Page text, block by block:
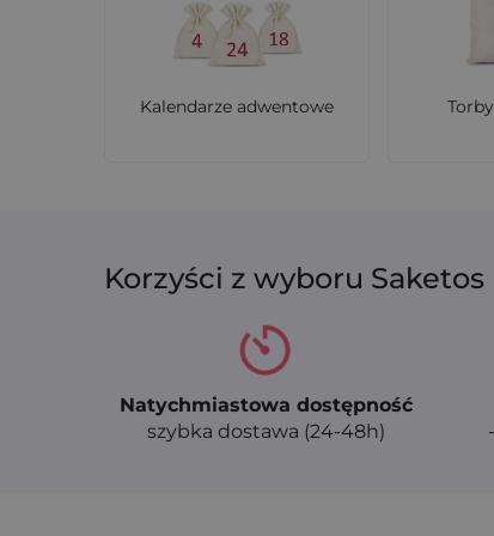
Dzięki swojej trwałości i
Do jakich zastosowań najlepiej
Tak, półprzezroczysta struktura
Czy mogę zamówić woreczki w
Tak, oferujemy opcję personalizacji
Kalendarze adwentowe
Korzyści z wyboru Saketos
Natychmiastowa dostępność
szybka dostawa (24-48h)